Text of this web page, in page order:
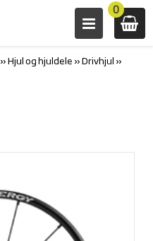
0
»Hjul og hjuldele »Drivhjul »